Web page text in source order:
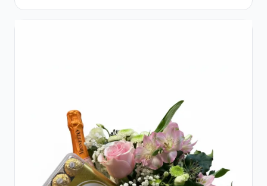
Trandafiri și Alstroemeria